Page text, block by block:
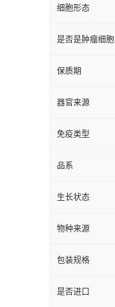
细胞形态
是否是肿瘤细胞
保质期
器官来源
免疫类型
品系
生长状态
物种来源
包装规格
是否进口